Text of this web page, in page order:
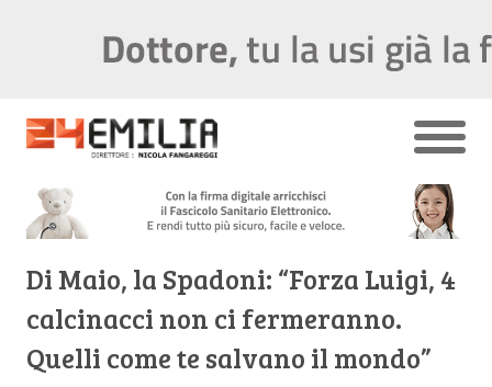
Di Maio, la Spadoni: “Forza Luigi, 4
calcinacci non ci fermeranno.
Quelli come te salvano il mondo”